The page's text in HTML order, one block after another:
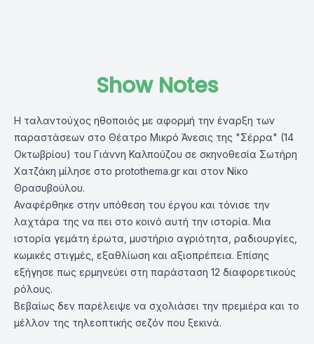
Show Notes
Η ταλαντούχος ηθοποιός με αφορμή την έναρξη των
παραστάσεων στο Θέατρο Μικρό Άνεσις της "Σέρρα" (14
Οκτωβρίου) του Γιάννη Καλπούζου σε σκηνοθεσία Σωτήρη
Χατζάκη μίλησε στο protothema.gr και στον Νίκο
Θρασυβούλου.
Αναφέρθηκε στην υπόθεση του έργου και τόνισε την
λαχτάρα της να πει στο κοινό αυτή την ιστορία. Μια
ιστορία γεμάτη έρωτα, μυστήριο αγριότητα, ραδιουργίες,
κωμικές στιγμές, εξαθλίωση και αξιοπρέπεια. Επίσης
εξήγησε πως ερμηνεύει στη παράσταση 12 διαφορετικούς
ρόλους.
Βεβαίως δεν παρέλειψε να σχολιάσει την πρεμιέρα και το
μέλλον της τηλεοπτικής σεζόν που ξεκινά.